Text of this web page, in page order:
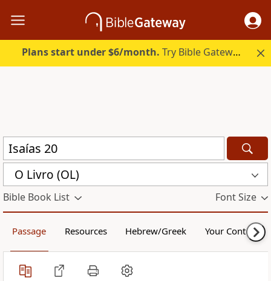
Plans start under $6/month. Try Bible Gateway Plus.
O Livro (OL)
Bible Book List Font Size
Passage Resources Hebrew/Greek Your Content